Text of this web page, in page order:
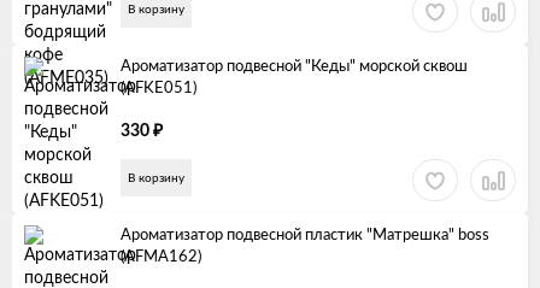
В корзину
Ароматизатор подвесной "Кеды" морской сквош
(AFKE051)
330 ₽
В корзину
Ароматизатор подвесной пластик "Матрешка" boss
(AFMA162)